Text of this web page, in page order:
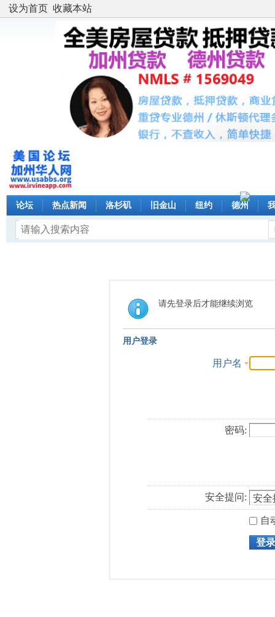
设为首页 收藏本站
论坛 热点新闻 洛杉矶 旧金山 纽约 德州
请先登录后才能继续浏览
用户登录
用户名
密码:
安全提问:
自
登录